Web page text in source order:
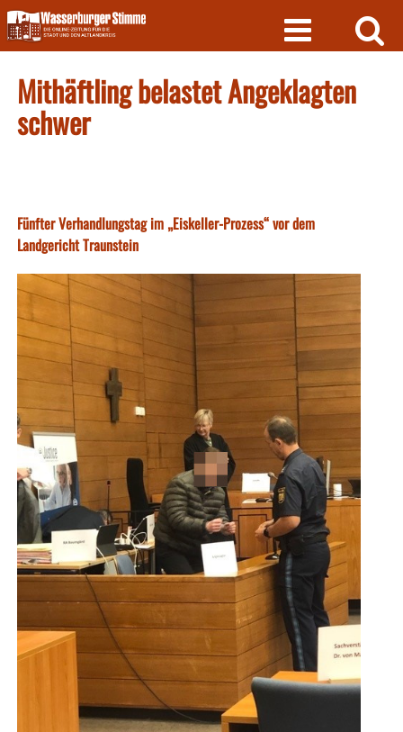
Skip
to
content
Mithäftling belastet Angeklagten
schwer
Fünfter Verhandlungstag im „Eiskeller-Prozess“ vor dem
Landgericht Traunstein